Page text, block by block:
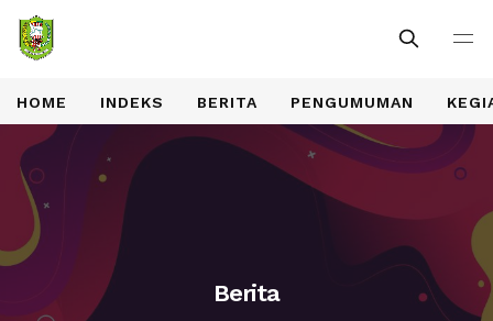
HOME INDEKS BERITA PENGUMUMAN
Berita